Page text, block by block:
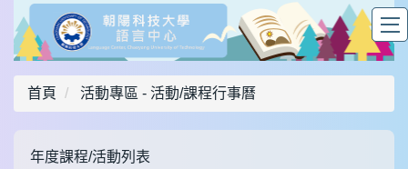
首頁 活動專區 - 活動/課程行事曆
年度課程/活動列表